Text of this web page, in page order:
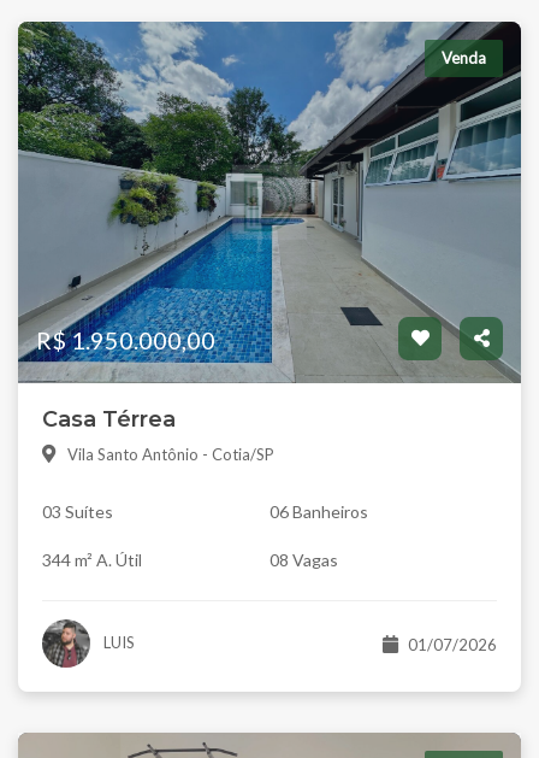
Venda
R$ 1.950.000,00
Casa Térrea
Vila Santo Antônio - Cotia/SP
03 Suítes 06 Banheiros
344 m² A. Útil 08 Vagas
LUIS 01/07/2026